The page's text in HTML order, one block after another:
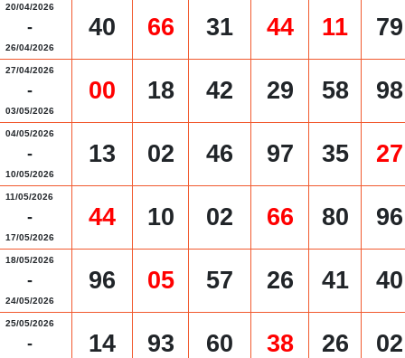
20/04/2026
-
26/04/2026
40 66 31 44 11 79
27/04/2026
-
03/05/2026
00 18 42 29 58 98
04/05/2026
-
10/05/2026
13 02 46 97 35 27
11/05/2026
-
17/05/2026
44 10 02 66 80 96
18/05/2026
-
24/05/2026
96 05 57 26 41 40
25/05/2026
- 14 93 60 38 26 02